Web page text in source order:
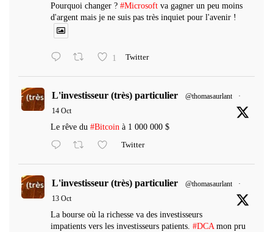
Pourquoi changer ? #Microsoft va gagner un peu moins
d'argent mais je ne suis pas très inquiet pour l'avenir !
1 Twitter
L'investisseur (très) particulier @thomasaurlant
·
14 Oct
Le rêve du #Bitcoin à 1 000 000 $
Twitter
L'investisseur (très) particulier @thomasaurlant
·
13 Oct
La bourse où la richesse va des investisseurs
impatients vers les investisseurs patients. #DCA mon pru